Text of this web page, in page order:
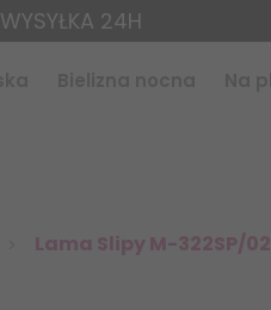
WYSYŁKA 24H
Lama Slipy M-322SP/02